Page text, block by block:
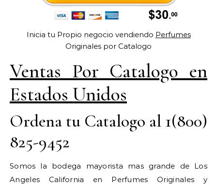
Inicia tu Propio negocio vendiendo Perfumes
Originales por Catalogo
Ventas Por Catalogo en
Estados Unidos
Ordena tu Catalogo al 1(800)
825-9452
Somos la bodega mayorista mas grande de Los
Angeles California en Perfumes Originales y